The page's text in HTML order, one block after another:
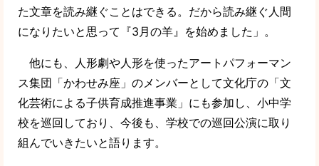
た文章を読み継ぐことはできる。だから読み継ぐ人間
になりたいと思って『3月の羊』を始めました」。
他にも、人形劇や人形を使ったアートパフォーマン
ス集団「かわせみ座」のメンバーとして文化庁の「文
化芸術による子供育成推進事業」にも参加し、小中学
校を巡回しており、今後も、学校での巡回公演に取り
組んでいきたいと語ります。